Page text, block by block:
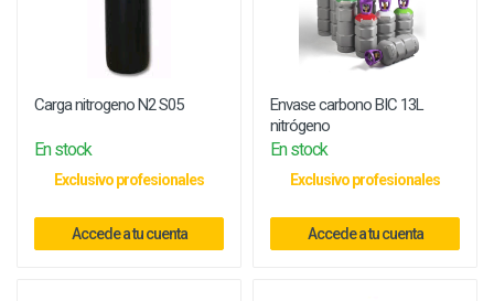
Carga nitrogeno N2 S05
En stock
Exclusivo profesionales
Accede a tu cuenta
Envase carbono BIC 13L
nitrógeno
En stock
Exclusivo profesionales
Accede a tu cuenta